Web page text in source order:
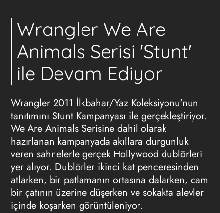
Wrangler We Are
Animals Serisi 'Stunt'
ile Devam Ediyor
Wrangler 2011 İlkbahar/Yaz Koleksiyonu'nun
tanıtımını Stunt Kampanyası ile gerçekleştiriyor.
We Are Animals Serisine dahil olarak
hazırlanan kampanyada akıllara durgunluk
veren sahnelerle gerçek Hollywood dublörleri
yer alıyor. Dublörler ikinci kat penceresinden
atlarken, bir patlamanın ortasına dalarken, cam
bir çatının üzerine düşerken ve sokakta alevler
içinde koşarken görüntüleniyor.